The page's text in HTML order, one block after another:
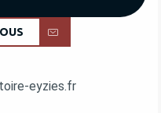
eyzies.fr